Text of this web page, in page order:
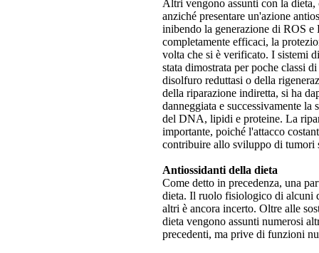
Altri vengono assunti con la
anziché presentare un'azione
inibendo la generazione di ROS
completamente efficaci, la
volta che si è verificato. I sistemi
stata dimostrata per poche classi
disolfuro reduttasi o della
della riparazione indiretta, si ha
danneggiata e successivamente
del DNA, lipidi e proteine. La
importante, poiché l'attacco
contribuire allo sviluppo di tumori
Antiossidanti della dieta
Come detto in precedenza, una
dieta. Il ruolo fisiologico di alcuni
altri è ancora incerto. Oltre alle
dieta vengono assunti numerosi
precedenti, ma prive di funzioni